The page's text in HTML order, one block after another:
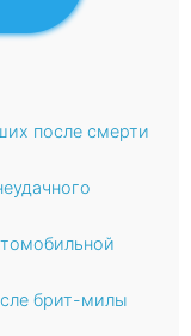
после смерти
брит-милы